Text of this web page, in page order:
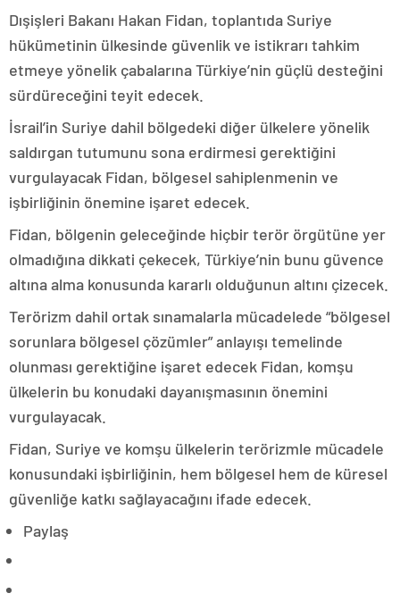
Dışişleri Bakanı Hakan Fidan, toplantıda Suriye
hükümetinin ülkesinde güvenlik ve istikrarı tahkim
etmeye yönelik çabalarına Türkiye’nin güçlü desteğini
sürdüreceğini teyit edecek.
İsrail’in Suriye dahil bölgedeki diğer ülkelere yönelik
saldırgan tutumunu sona erdirmesi gerektiğini
vurgulayacak Fidan, bölgesel sahiplenmenin ve
işbirliğinin önemine işaret edecek.
Fidan, bölgenin geleceğinde hiçbir terör örgütüne yer
olmadığına dikkati çekecek, Türkiye’nin bunu güvence
altına alma konusunda kararlı olduğunun altını çizecek.
Terörizm dahil ortak sınamalarla mücadelede “bölgesel
sorunlara bölgesel çözümler” anlayışı temelinde
olunması gerektiğine işaret edecek Fidan, komşu
ülkelerin bu konudaki dayanışmasının önemini
vurgulayacak.
Fidan, Suriye ve komşu ülkelerin terörizmle mücadele
konusundaki işbirliğinin, hem bölgesel hem de küresel
güvenliğe katkı sağlayacağını ifade edecek.
Paylaş